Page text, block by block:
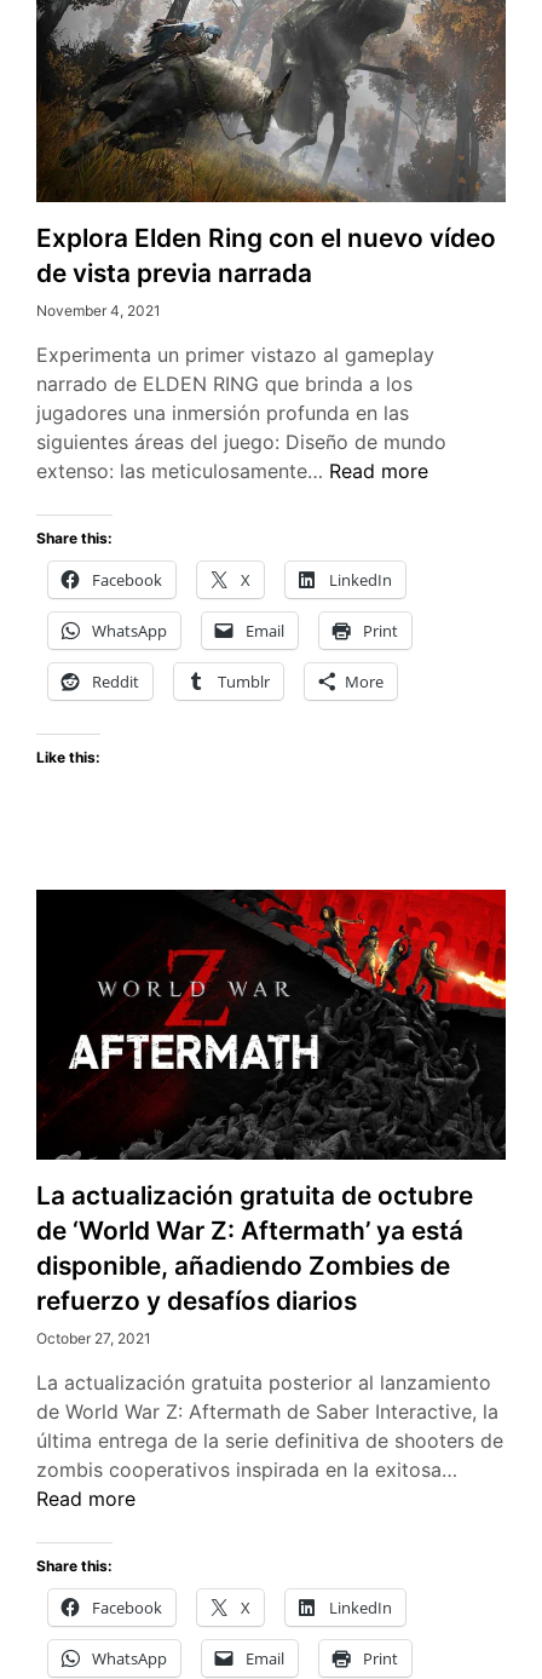
Explora Elden Ring con el nuevo vídeo
de vista previa narrada
November 4, 2021
Experimenta un primer vistazo al gameplay
narrado de ELDEN RING que brinda a los
jugadores una inmersión profunda en las
siguientes áreas del juego: Diseño de mundo
extenso: las meticulosamente… Explora
con
el
nuevo
vídeo
de
vista
Read more
Share this:
Facebook X LinkedIn
WhatsApp Email Print
Reddit Tumblr More
Like this:
La actualización gratuita de octubre
de ‘World War Z: Aftermath’ ya está
disponible, añadiendo Zombies de
refuerzo y desafíos diarios
October 27, 2021
La actualización gratuita posterior al lanzamiento
de World War Z: Aftermath de Saber Interactive, la
última entrega de la serie definitiva de shooters de
zombis cooperativos inspirada en la exitosa…
Read more
Share this:
Facebook X LinkedIn
WhatsApp Email Print